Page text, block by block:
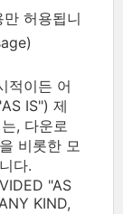
허용됩니
적이든 어
IS") 제
, 다운로
비롯한 모
다.
"AS
KIND,